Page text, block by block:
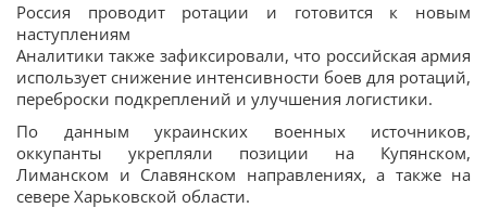
Россия проводит ротации и готовится к новым
наступлениям
Аналитики также зафиксировали, что российская армия
использует снижение интенсивности боев для ротаций,
переброски подкреплений и улучшения логистики.
По данным украинских военных источников,
оккупанты укрепляли позиции на Купянском,
Лиманском и Славянском направлениях, а также на
севере Харьковской области.